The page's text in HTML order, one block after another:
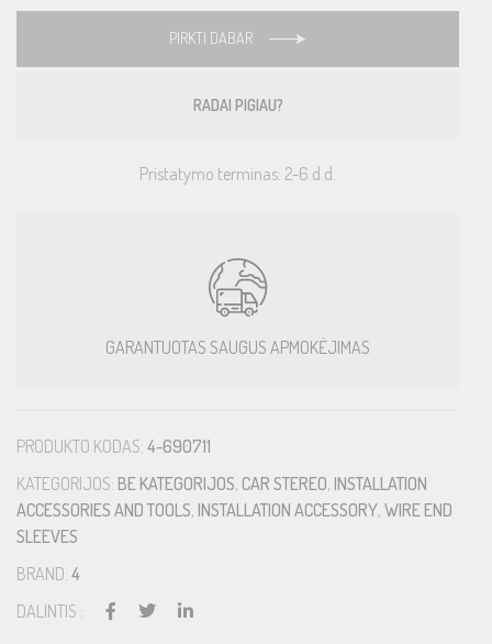
PIRKTI DABAR
RADAI PIGIAU?
Pristatymo terminas: 2-6 d.d.
GARANTUOTAS SAUGUS APMOKĖJIMAS
PRODUKTO KODAS: 4-690711
KATEGORIJOS: BE KATEGORIJOS, CAR STEREO, INSTALLATION
ACCESSORIES AND TOOLS, INSTALLATION ACCESSORY, WIRE END
SLEEVES
BRAND: 4
DALINTIS :